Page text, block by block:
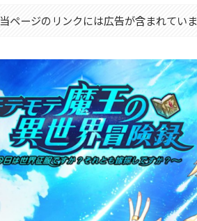
当ページのリンクには広告が含まれていま